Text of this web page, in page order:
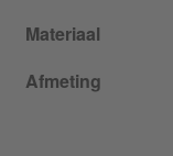
Materiaal
Afmeting